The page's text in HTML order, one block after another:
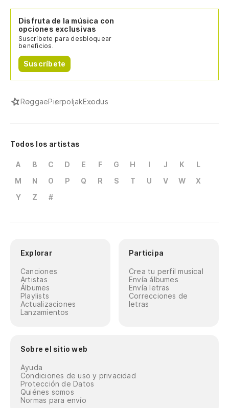
Disfruta de la música con
opciones exclusivas
Suscríbete para desbloquear
beneficios.
Suscríbete
ReggaePierpoljakExodus
Todos los artistas
A B C D E F G H I J K
L
M
N O P Q R S T U V W
X
Y
Z #
Explorar
Canciones
Artistas
Álbumes
Playlists
Actualizaciones
Lanzamientos
Participa
Crea tu perfil musical
Envía álbumes
Envía letras
Correcciones de
letras
Sobre el sitio web
Ayuda
Condiciones de uso y privacidad
Protección de Datos
Quiénes somos
Normas para envío